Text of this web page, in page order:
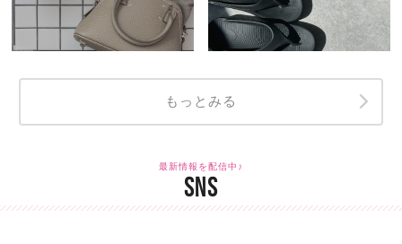
もっとみる
最新情報を配信中♪
SNS